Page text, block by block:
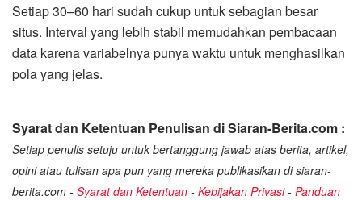
Setiap 30–60 hari sudah cukup untuk sebagian besar
situs. Interval yang lebih stabil memudahkan pembacaan
data karena variabelnya punya waktu untuk menghasilkan
pola yang jelas.
Syarat dan Ketentuan Penulisan di Siaran-Berita.com :
Setiap penulis setuju untuk bertanggung jawab atas berita, artikel,
opini atau tulisan apa pun yang mereka publikasikan di siaran-
berita.com - Syarat dan Ketentuan - Kebijakan Privasi- Panduan